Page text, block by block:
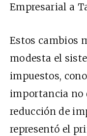
Empresarial a
Estos cambios
modesta el
impuestos,
importancia no
reducción de
representó el